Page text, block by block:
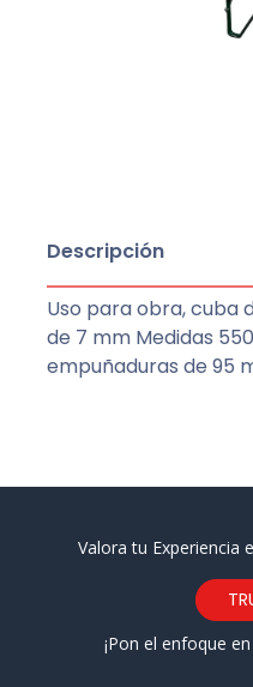
Descripción
Uso para obra, cuba
de 7 mm Medidas
empuñaduras de 95
Valora tu Experiencia
¡Pon el enfoque